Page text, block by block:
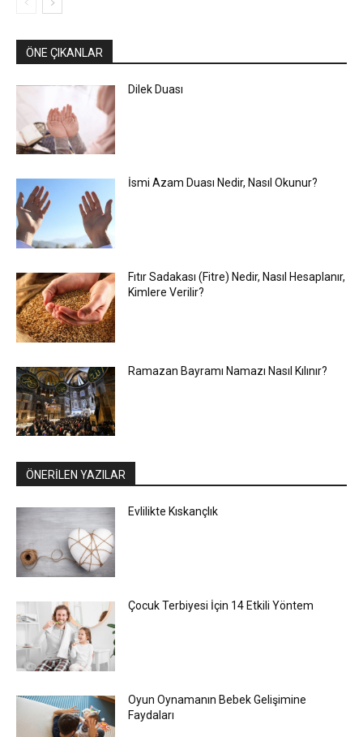
ÖNE ÇIKANLAR
Dilek Duası
İsmi Azam Duası Nedir, Nasıl Okunur?
Fıtır Sadakası (Fitre) Nedir, Nasıl Hesaplanır,
Kimlere Verilir?
Ramazan Bayramı Namazı Nasıl Kılınır?
ÖNERİLEN YAZILAR
Evlilikte Kıskançlık
Çocuk Terbiyesi İçin 14 Etkili Yöntem
Oyun Oynamanın Bebek Gelişimine
Faydaları